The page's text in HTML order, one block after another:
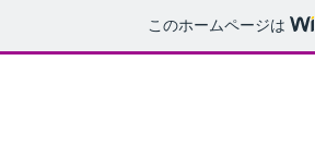
このホームページは